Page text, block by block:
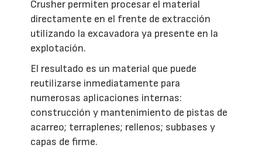
Crusher permiten procesar el material
directamente en el frente de extracción
utilizando la excavadora ya presente en la
explotación.
El resultado es un material que puede
reutilizarse inmediatamente para
numerosas aplicaciones internas:
construcción y mantenimiento de pistas de
acarreo; terraplenes; rellenos; subbases y
capas de firme.